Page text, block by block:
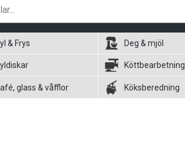
& Frys Deg & mjöl
Köttbearbetning
glass & våfflor Köksberedning